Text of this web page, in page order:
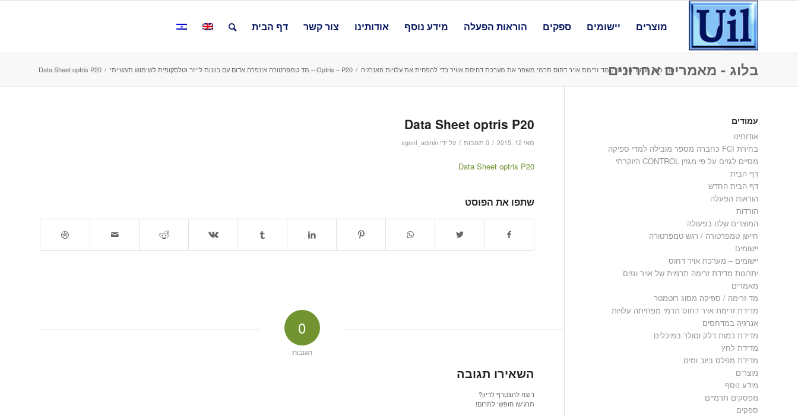
מוצרים יישומים ספקים הוראות הפעלה מידע נוסף אודותינו צור קשר דף הבית
בלוג - מאמרים אחרונים
הנך כאן: עמוד הבית / מד זרימת אויר דחוס תרמי משפר את מערכת דחיסת אוויר כדי להפחית את עלויות האנרגיה / Optris – P20 – מד טמפרטורה אינפרה אדום עם כוונות לייזר וטלסקופית לשימוש תעשייתי /
Data Sheet optris P20
Data Sheet optris P20
מאי 12, 2015 / 0 תגובות / על ידי agent_admin
Data Sheet optris P20
שתפו את הפוסט
0
תגובות
השאירו תגובה
רוצה להצטרף לדיון?
תרגישו חופשי לתרום!
עמודים
אודותינו
בחירת FCI כחברה מספר מובילה למדי ספיקה
מסיים לגזים על פי מגזין CONTROL היוקרתי
דף הבית
דף הבית החדש
הוראות הפעלה
הורדות
המוצרים שלנו בפעולה
חיישן טמפרטורה / רגש טמפרטורה
יישומים
יישומים – מערכת אויר דחוס
יתרונות מדידת זרימה תרמית של אויר וגזים
מאמרים
מד זרימה / ספיקה מסוג רוטמטר
מדידת זרימת אויר דחוס תרמי מפחיתה עלויות
אנרגיה במדחסים
מדידת כמות דלק וסולר במיכלים
מדידת לחץ
מדידת מפלס ביוב ומים
מוצרים
מידע נוסף
מפסקים תרמיים
ספקים